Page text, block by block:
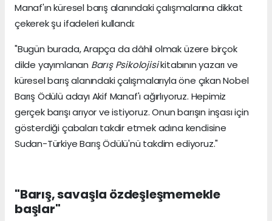
Manaf'ın küresel barış alanındaki çalışmalarına dikkat
çekerek şu ifadeleri kullandı:
"Bugün burada, Arapça da dâhil olmak üzere birçok
dilde yayımlanan Barış Psikolojisikitabının yazarı ve
küresel barış alanındaki çalışmalarıyla öne çıkan Nobel
Barış Ödülü adayı Akif Manaf'ı ağırlıyoruz. Hepimiz
gerçek barışı arıyor ve istiyoruz. Onun barışın inşası için
gösterdiği çabaları takdir etmek adına kendisine
Sudan-Türkiye Barış Ödülü'nü takdim ediyoruz."
"Barış, savaşla özdeşleşmemekle
başlar"